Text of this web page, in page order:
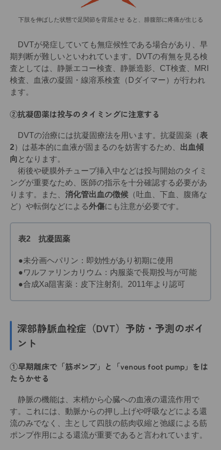
下肢を伸ばした状態で足関節を背屈させ ると、腓腹部に疼痛が生じる
DVTが発症していても無症候性である場合があり、早
期判断が難しいといわれています。DVTの有無を見る検
査としては、静脈エコー検査、静脈造影、CT検査、MRI
検査、血液の凝固・線溶系検査（Dダイマー）が行われ
ます。
②抗凝固薬は投与のタイミングに注意する
DVTの治療には抗凝固療法を用います。抗凝固薬（表
2）は基本的に血液が固まるのを妨害するため、 出血傾
向 となります。
術後や硬膜外チューブ挿入中などは投与開始のタイミ
ングが重要なため、医師の指示を十分確認する必要があ
ります。また、 消化管出血の徴候 （吐血、下血、腹痛な
ど）や転倒などによる外傷にも注意が必要です。
表2 抗凝固薬
●未分画ヘパリン：即効性があり初期に使用
●ワルファリンカリウム：内服薬で長期投与が可能
●合成Xa阻害薬：皮下注射剤。2011年より認可
深部静脈血栓症（DVT）予防・予測のポイ
ント
①早期離床で「筋ポンプ」と「venous foot pump」をは
たらかせる
静脈の機能は、末梢から心臓への血液の還流作用で
す。これには、動脈からの押し上げや呼吸などによる還
流のみでなく、主として四肢の筋肉収縮と弛緩による筋
ポンプ作用による還流が重要であると言われています。